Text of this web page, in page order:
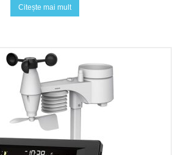
Citește mai mult